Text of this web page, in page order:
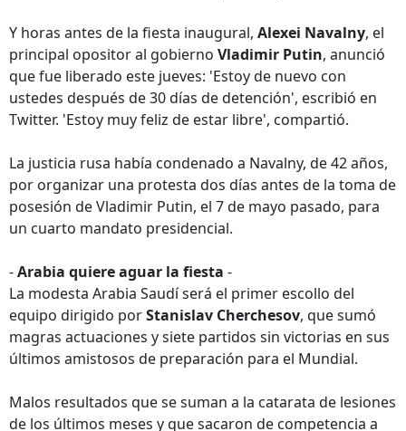
Y horas antes de la fiesta inaugural, Alexei Navalny, el
principal opositor al gobierno Vladimir Putin, anunció
que fue liberado este jueves: 'Estoy de nuevo con
ustedes después de 30 días de detención', escribió en
Twitter. 'Estoy muy feliz de estar libre', compartió.
La justicia rusa había condenado a Navalny, de 42 años,
por organizar una protesta dos días antes de la toma de
posesión de Vladimir Putin, el 7 de mayo pasado, para
un cuarto mandato presidencial.
-Arabia quiere aguar la fiesta -
La modesta Arabia Saudí será el primer escollo del
equipo dirigido porStanislav Cherchesov, que sumó
magras actuaciones y siete partidos sin victorias en sus
últimos amistosos de preparación para el Mundial.
Malos resultados que se suman a la catarata de lesiones
de los últimos meses y que sacaron de competencia a